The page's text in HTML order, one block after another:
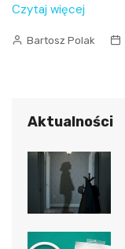
Czytaj więcej
Bartosz Polak
Aktualności